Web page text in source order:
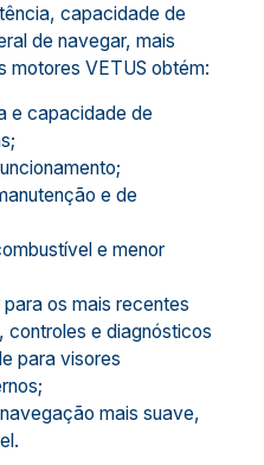
capacidade de
de navegar, mais
motores VETUS obtém:
e capacidade de
e de
e menor
os mais recentes
controles e diagnósticos
para visores
mais suave,